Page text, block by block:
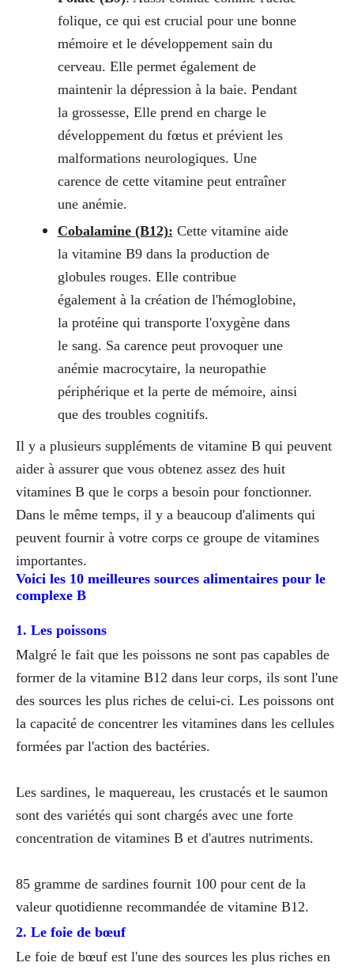
folique, ce qui est crucial pour une bonne
mémoire et le développement sain du
cerveau. Elle permet également de
maintenir la dépression à la baie. Pendant
la grossesse, Elle prend en charge le
développement du fœtus et prévient les
malformations neurologiques. Une
carence de cette vitamine peut entraîner
une anémie.
Cobalamine (B12): Cette vitamine aide
la vitamine B9 dans la production de
globules rouges. Elle contribue
également à la création de l'hémoglobine,
la protéine qui transporte l'oxygène dans
le sang. Sa carence peut provoquer une
anémie macrocytaire, la neuropathie
périphérique et la perte de mémoire, ainsi
que des troubles cognitifs.
Il y a plusieurs suppléments de vitamine B qui peuvent
aider à assurer que vous obtenez assez des huit
vitamines B que le corps a besoin pour fonctionner.
Dans le même temps, il y a beaucoup d'aliments qui
peuvent fournir à votre corps ce groupe de vitamines
importantes.
Voici les 10 meilleures sources alimentaires pour le
complexe B
1. Les poissons
Malgré le fait que les poissons ne sont pas capables de
former de la vitamine B12 dans leur corps, ils sont l'une
des sources les plus riches de celui-ci. Les poissons ont
la capacité de concentrer les vitamines dans les cellules
formées par l'action des bactéries.
Les sardines, le maquereau, les crustacés et le saumon
sont des variétés qui sont chargés avec une forte
concentration de vitamines B et d'autres nutriments.
85 gramme de sardines fournit 100 pour cent de la
valeur quotidienne recommandée de vitamine B12.
2. Le foie de bœuf
Le foie de bœuf est l'une des sources les plus riches en